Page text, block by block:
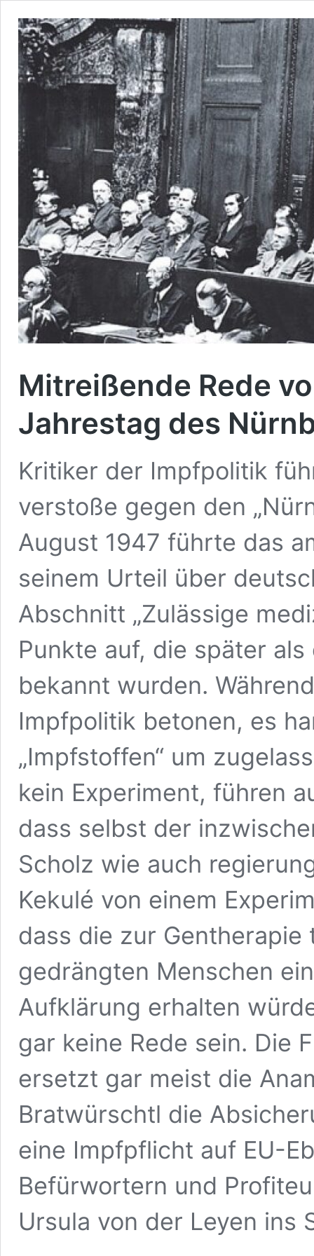
Mitreißende Rede
Jahrestag des
Kritiker der Impfpolitik
verstoße gegen den
August 1947 führte das
seinem Urteil über
Abschnitt „Zulässige
Punkte auf, die später als
bekannt wurden.
Impfpolitik betonen, es
„Impfstoffen“ um
kein Experiment, führen
dass selbst der
Scholz wie auch
Kekulé von einem
dass die zur
gedrängten Menschen
Aufklärung erhalten
gar keine Rede sein. Die
ersetzt gar meist die
Bratwürschtl die
eine Impfpflicht auf EU-
Befürwortern und
Ursula von der Leyen ins